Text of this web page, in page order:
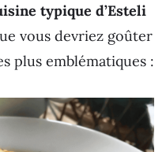
typique d’Esteli
vous devriez goûter
plus emblématiques :